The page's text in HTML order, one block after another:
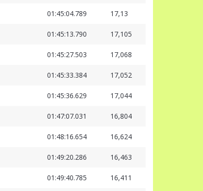
01:45:04.789 17,13
01:45:13.790 17,105
01:45:27.503 17,068
01:45:33.384 17,052
01:45:36.629 17,044
01:47:07.031 16,804
01:48:16.654 16,624
01:49:20.286 16,463
01:49:40.785 16,411